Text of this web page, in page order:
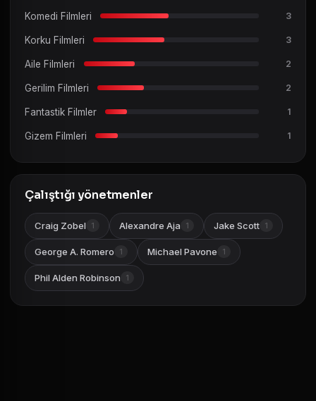
Komedi Filmleri 3
Korku Filmleri 3
Aile Filmleri 2
Gerilim Filmleri 2
Fantastik Filmler 1
Gizem Filmleri 1
Çalıştığı yönetmenler
Craig Zobel 1 Alexandre Aja 1 Jake Scott 1
George A. Romero 1 Michael Pavone 1
Phil Alden Robinson 1